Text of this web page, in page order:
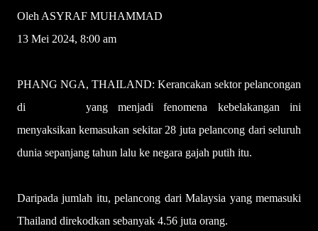
Oleh ASYRAF MUHAMMAD
13 Mei 2024, 8:00 am
PHANG NGA, THAILAND: Kerancakan sektor pelancongan
di
yang menjadi fenomena kebelakangan ini
menyaksikan kemasukan sekitar 28 juta pelancong dari seluruh
dunia sepanjang tahun lalu ke negara gajah putih itu.
Daripada jumlah itu, pelancong dari Malaysia yang memasuki
Thailand direkodkan sebanyak 4.56 juta orang.